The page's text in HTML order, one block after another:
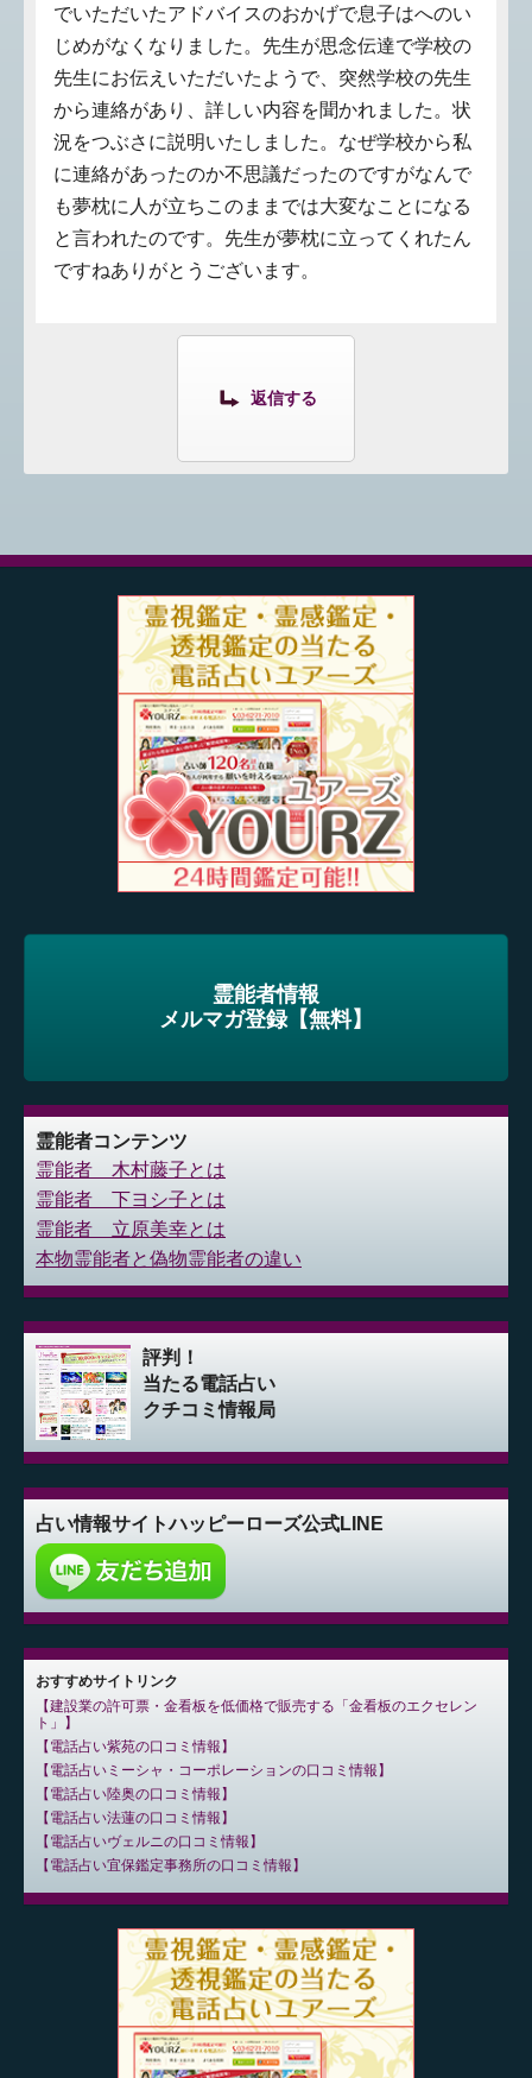
でいただいたアドバイスのおかげで息子はへのい
じめがなくなりました。先生が思念伝達で学校の
先生にお伝えいただいたようで、突然学校の先生
から連絡があり、詳しい内容を聞かれました。状
況をつぶさに説明いたしました。なぜ学校から私
に連絡があったのか不思議だったのですがなんで
も夢枕に人が立ちこのままでは大変なことになる
と言われたのです。先生が夢枕に立ってくれたん
ですねありがとうございます。
返信する
霊能者情報
メルマガ登録【無料】
霊能者コンテンツ
霊能者 木村藤子とは
霊能者 下ヨシ子とは
霊能者 立原美幸とは
本物霊能者と偽物霊能者の違い
評判！
当たる電話占い
クチコミ情報局
占い情報サイトハッピーローズ公式LINE
おすすめサイトリンク
建設業の許可票・金看板を低価格で販売する「金看板のエクセレン
ト」
電話占い紫苑の口コミ情報
電話占いミーシャ・コーポレーションの口コミ情報
電話占い陸奥の口コミ情報
電話占い法蓮の口コミ情報
電話占いヴェルニの口コミ情報
電話占い宜保鑑定事務所の口コミ情報